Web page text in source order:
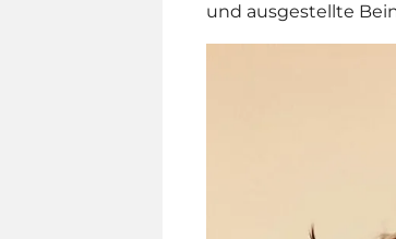
und ausgestellte